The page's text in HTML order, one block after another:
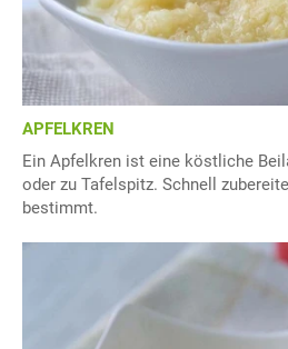
APFELKREN
Ein Apfelkren ist eine köstliche
oder zu Tafelspitz. Schnell
bestimmt.